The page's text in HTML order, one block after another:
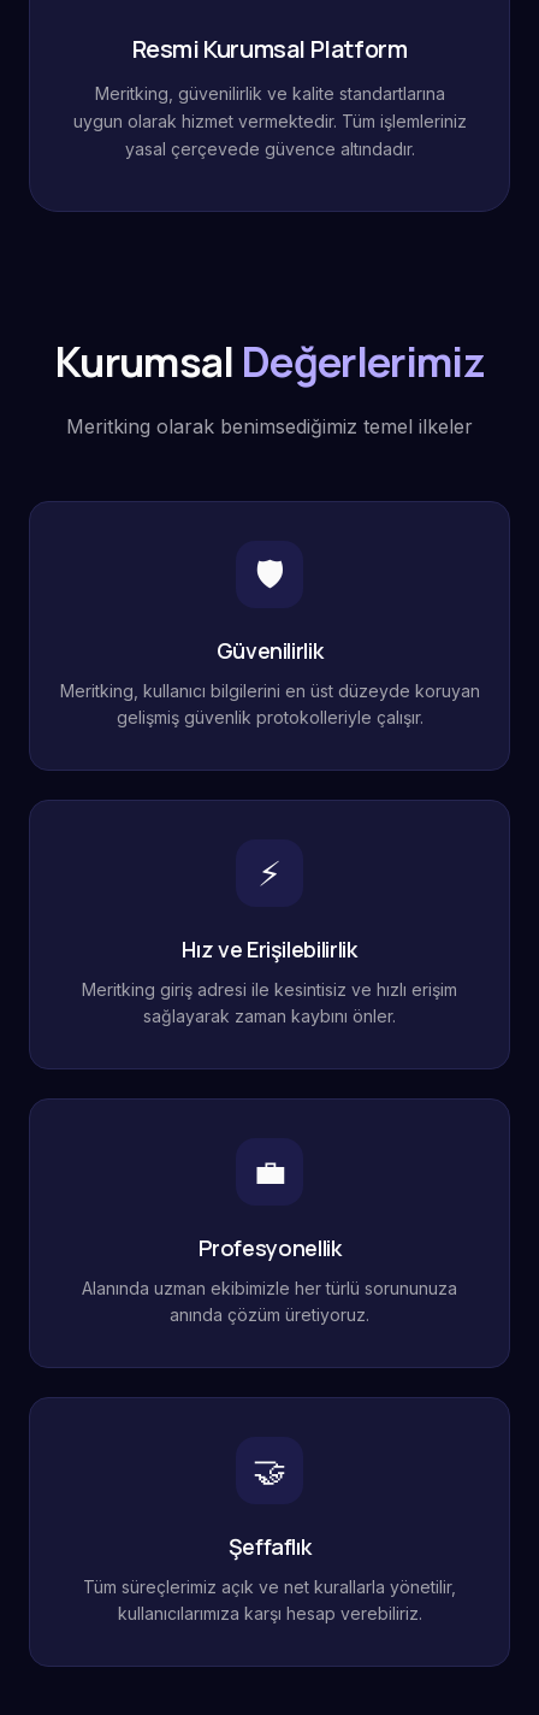
Resmi Kurumsal Platform
Meritking, güvenilirlik ve kalite standartlarına
uygun olarak hizmet vermektedir. Tüm işlemleriniz
yasal çerçevede güvence altındadır.
Kurumsal Değerlerimiz
Meritking olarak benimsediğimiz temel ilkeler
🛡️
Güvenilirlik
Meritking, kullanıcı bilgilerini en üst düzeyde koruyan
gelişmiş güvenlik protokolleriyle çalışır.
⚡
Hız ve Erişilebilirlik
Meritking giriş adresi ile kesintisiz ve hızlı erişim
sağlayarak zaman kaybını önler.
💼
Profesyonellik
Alanında uzman ekibimizle her türlü sorununuza
anında çözüm üretiyoruz.
🤝
Şeffaflık
Tüm süreçlerimiz açık ve net kurallarla yönetilir,
kullanıcılarımıza karşı hesap verebiliriz.